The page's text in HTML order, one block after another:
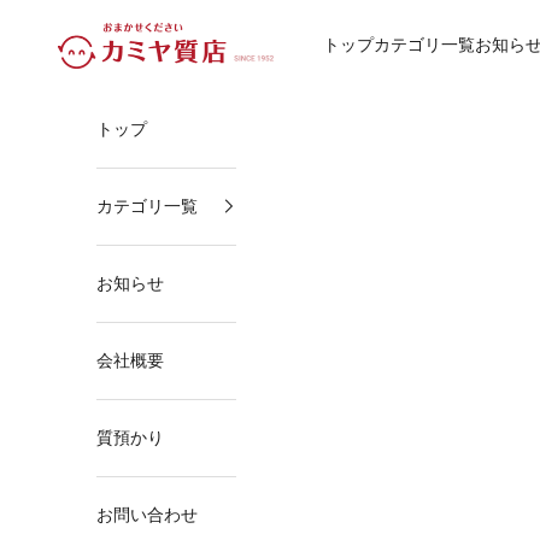
カミヤ質店
トップカテゴリ一覧お知ら
トップ
カテゴリ一覧
お知らせ
会社概要
質預かり
お問い合わせ